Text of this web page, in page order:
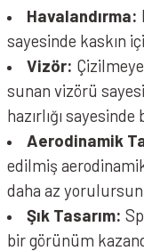
Havalandırma:
sayesinde kaskın
Vizör: Çizilmeye
sunan vizörü
hazırlığı
Aerodinamik
edilmiş
daha az
Şık Tasarım:
bir görünüm